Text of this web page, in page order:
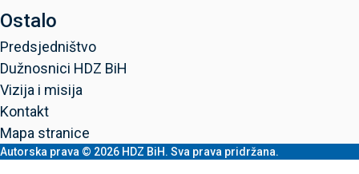
Ostalo
Predsjedništvo
Dužnosnici HDZ BiH
Vizija i misija
Kontakt
Mapa stranice
Autorska prava © 2026 HDZ BiH. Sva prava pridržana.